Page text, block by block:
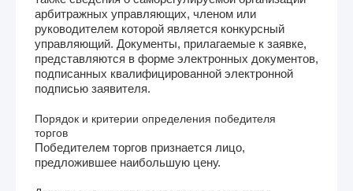
арбитражных управляющих, членом или
руководителем которой является конкурсный
управляющий. Документы, прилагаемые к заявке,
представляются в форме электронных документов,
подписанных квалифицированной электронной
подписью заявителя.
Порядок и критерии определения победителя
торгов
Победителем торгов признается лицо,
предложившее наибольшую цену.